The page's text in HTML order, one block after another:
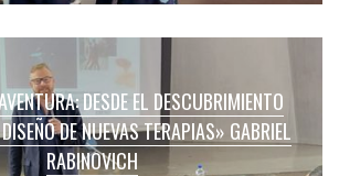
DESDE EL DESCUBRIMIENTO
DE NUEVAS TERAPIAS» GABRIEL
RABINOVICH